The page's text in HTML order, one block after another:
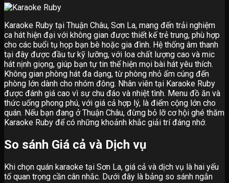
Karaoke Ruby tại Thuận Châu, Sơn La, mang đến trải nghiệm
ca hát hiện đại với không gian được thiết kế trẻ trung, phù hợp
cho các buổi tụ họp bạn bè hoặc gia đình. Hệ thống âm thanh
tại đây được đầu tư kỹ lưỡng, với loa chất lượng cao và mic
hát nịnh giọng, giúp bạn tự tin thể hiện mọi bài hát yêu thích.
Không gian phòng hát đa dạng, từ phòng nhỏ ấm cúng đến
phòng lớn dành cho nhóm đông. Nhân viên tại Karaoke Ruby
được đánh giá cao vì sự chu đáo và nhiệt tình. Menu đồ ăn và
thức uống phong phú, với giá cả hợp lý, là điểm cộng lớn cho
quán. Nếu bạn đang ở Thuận Châu, đừng bỏ lỡ cơ hội ghé thăm
Karaoke Ruby để có những khoảnh khắc giải trí đáng nhớ.
So sánh Giá cả và Dịch vụ
Khi chọn quán karaoke tại Sơn La, giá cả và dịch vụ là hai yếu
tố quan trọng cần cân nhắc. Dưới đây là bảng so sánh ngắn